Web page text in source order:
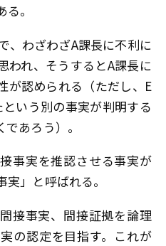
。
、わざわざA課長に不利に
われ、そうするとA課長に
が認められる（ただし、E
いう別の事実が判明する
あろう）。
事実を推認させる事実が
」と呼ばれる。
接事実、間接証拠を論理
の認定を目指す。これが